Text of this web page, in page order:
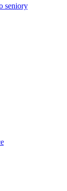
seniory